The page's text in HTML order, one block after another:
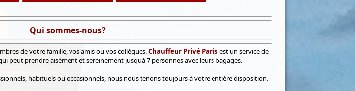
Qui sommes-nous?
de votre famille, vos amis ou vos collègues.Chauffeur Privé Paris est un service de
peut prendre aisément et sereinement jusqu’à 7 personnes avec leurs bagages.
habituels ou occasionnels, nous nous tenons toujours à votre entière disposition.